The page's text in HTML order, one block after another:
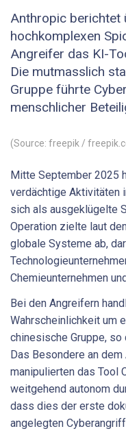
Anthropic berichtet
hochkomplexen
Angreifer das KI-
Die mutmasslich
Gruppe führte
menschlicher
(Source: freepik /
Mitte September 2025
verdächtige Aktivitäten
sich als ausgeklügelte
Operation zielte laut
globale Systeme ab,
Chemieunternehmen
Bei den Angreifern
Wahrscheinlichkeit um
chinesische Gruppe, so
Das Besondere an
manipulierten das Tool
weitgehend autonom
dass dies der erste
angelegten